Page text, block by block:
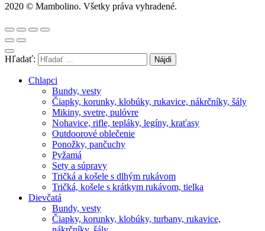
2020 © Mambolino. Všetky práva vyhradené.
Hľadať:
Chlapci
Bundy, vesty
Čiapky, korunky, klobúky, rukavice, nákrčníky, šály
Mikiny, svetre, pulóvre
Nohavice, rifle, tepláky, legíny, kraťasy
Outdoorové oblečenie
Ponožky, pančuchy
Pyžamá
Sety a súpravy
Tričká a košele s dlhým rukávom
Tričká, košele s krátkym rukávom, tielka
Dievčatá
Bundy, vesty
Čiapky, korunky, klobúky, turbany, rukavice,